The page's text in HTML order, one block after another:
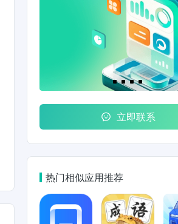
立即联系
热门相似应用推荐